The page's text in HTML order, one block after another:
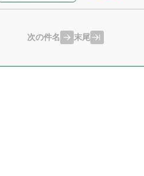
次の件名 末尾